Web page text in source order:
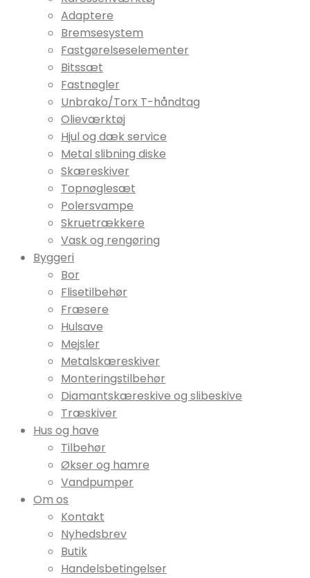
Adaptere
Bremsesystem
Fastgørelseselementer
Bitssæt
Fastnøgler
Unbrako/Torx T-håndtag
Olieværktøj
Hjul og dæk service
Metal slibning diske
Skæreskiver
Topnøglesæt
Polersvampe
Skruetrækkere
Vask og rengøring
Byggeri
Bor
Flisetilbehør
Fræsere
Hulsave
Mejsler
Metalskæreskiver
Monteringstilbehør
Diamantskæreskive og slibeskive
Træskiver
Hus og have
Tilbehør
Økser og hamre
Vandpumper
Om os
Kontakt
Nyhedsbrev
Butik
Handelsbetingelser